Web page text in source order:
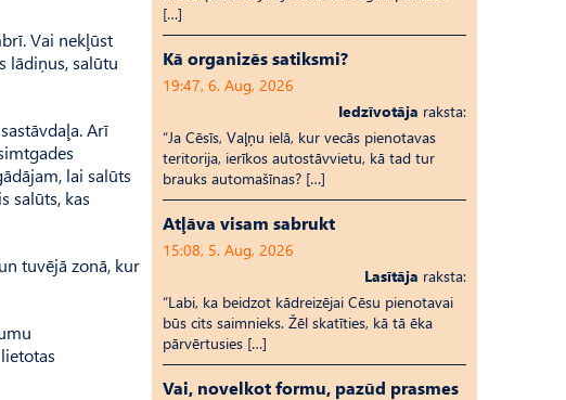
Vai nekļūst
lādiņus, salūtu
Arī
lai salūts
salūts, kas
tuvējā zonā, kur
[…]
Kā organizēs satiksmi?
19:47, 6. Aug, 2026
Iedzīvotāja raksta:
“Ja Cēsīs, Vaļņu ielā, kur vecās pienotavas
teritorija, ierīkos autostāvvietu, kā tad tur
brauks automašīnas? […]
Atļāva visam sabrukt
15:08, 5. Aug, 2026
Lasītāja raksta:
“Labi, ka beidzot kādreizējai Cēsu pienotavai
būs cits saimnieks. Žēl skatīties, kā tā ēka
pārvērtusies […]
Vai, novelkot formu, pazūd prasmes